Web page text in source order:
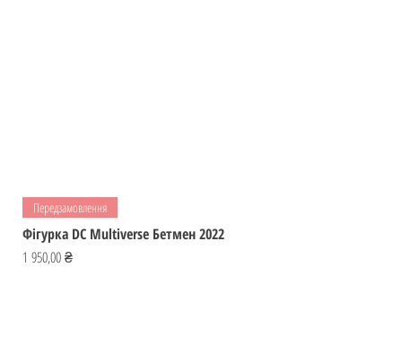
Передзамовлення
Фігурка DC Multiverse Бетмен 2022
Ціна
1 950,00 ₴